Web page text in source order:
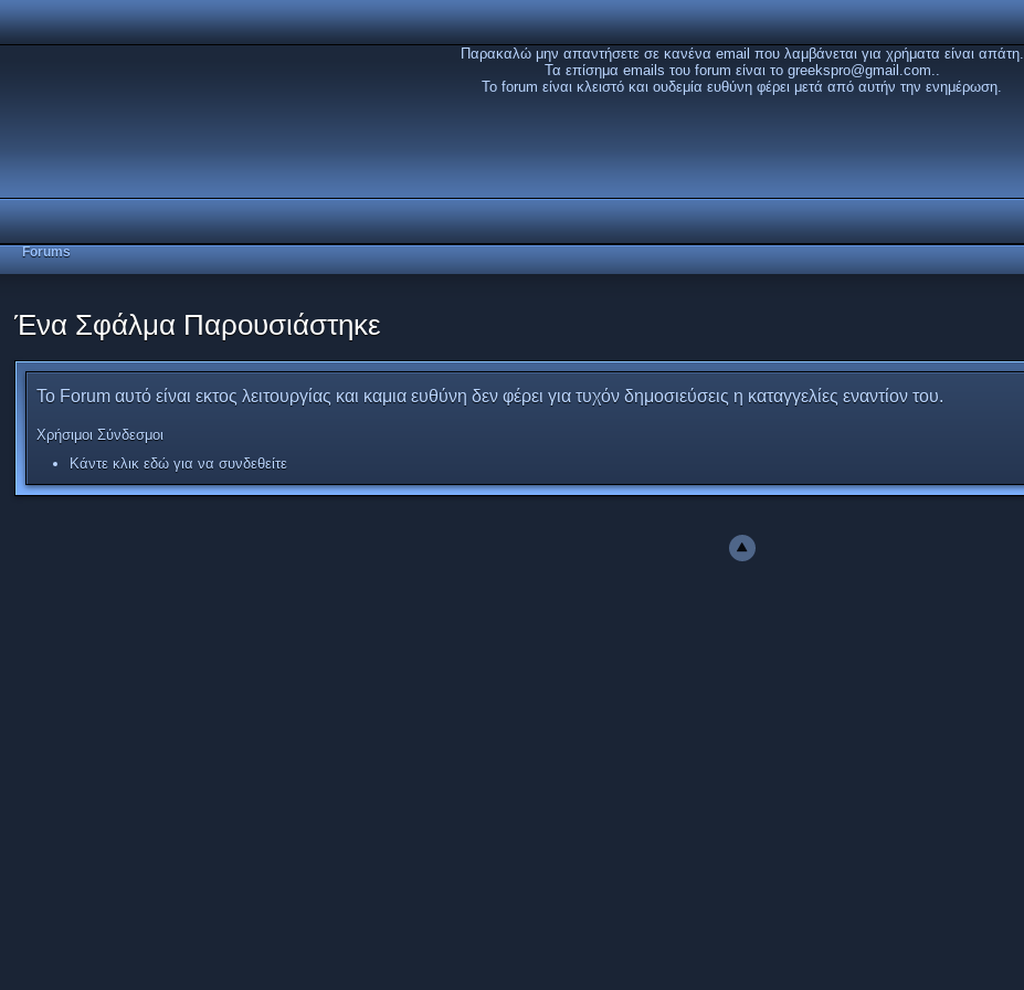
Παρακαλώ μην απαντήσετε σε κανένα email που λαμβάνεται για χρήματα είναι απάτη.
Τα επίσημα emails του forum είναι το greekspro@gmail.com..
Το forum είναι κλειστό και ουδεμία ευθύνη φέρει μετά από αυτήν την ενημέρωση.
Forums
Ένα Σφάλμα Παρουσιάστηκε
Το Forum αυτό είναι εκτος λειτουργίας και καμια ευθύνη δεν φέρει για τυχόν δημοσιεύσεις η καταγγελίες εναντίον του.
Χρήσιμοι Σύνδεσμοι
Κάντε κλικ εδώ για να συνδεθείτε